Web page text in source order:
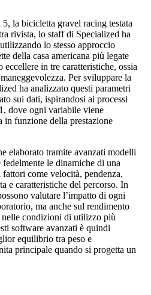
la bicicletta gravel racing testata
rivista, lo staff di Specialized ha
lo stesso approccio
della casa americana più legate
in tre caratteristiche, ossia
Per sviluppare la
ha analizzato questi parametri
sui dati, ispirandosi ai processi
dove ogni variabile viene
in funzione della prestazione
elaborato tramite avanzati modelli
le dinamiche di una
come velocità, pendenza,
e caratteristiche del percorso. In
valutare l’impatto di ogni
ma anche sul rendimento
condizioni di utilizzo più
software avanzati è quindi
equilibrio tra peso e
principale quando si progetta un